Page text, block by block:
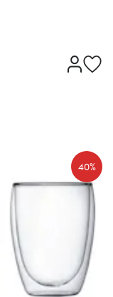
40%